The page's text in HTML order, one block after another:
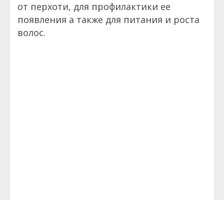
от перхоти, для профилактики ее
появления а также для питания и роста
волос.